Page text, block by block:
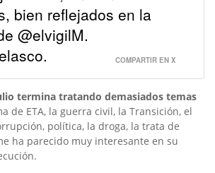
bien reflejados en la
@elvigilM.
COMPARTIR EN X
termina tratando demasiados temas
de ETA, la guerra civil, la Transición, el
política, la droga, la trata de
ha parecido muy interesante en su